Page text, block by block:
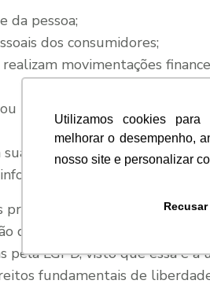
Utilizamos cookies para
melhorar o desempenho,
nosso site e personalizar
da pessoa;
dos consumidores;
movimentações
usuário da internet de
empresa por não garantir a
prejuízos que tanto o titular
dessas informações. Por isso,
pela LGPD, visto que essa é a
fundamentais de